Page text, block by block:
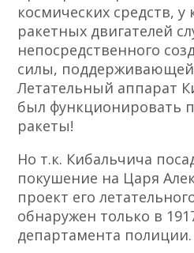
космических средств, у
ракетных двигателей
непосредственного
силы, поддерживающей
Летательный аппарат
был функционировать
ракеты!
Но т.к. Кибальчича
покушение на Царя
проект его
обнаружен только в
департамента полиции.